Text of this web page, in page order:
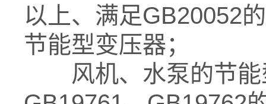
以上、满足GB20052
节能型变压器；
风机、水泵的节能